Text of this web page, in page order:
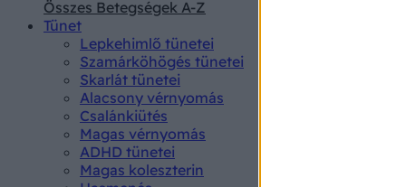
Összes Betegségek A-Z
Tünet
Lepkehimlő tünetei
Szamárköhögés tünetei
Skarlát tünetei
Alacsony vérnyomás
Csalánkiütés
Magas vérnyomás
ADHD tünetei
Magas koleszterin